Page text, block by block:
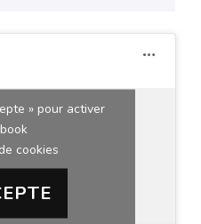
» pour activer
cookies